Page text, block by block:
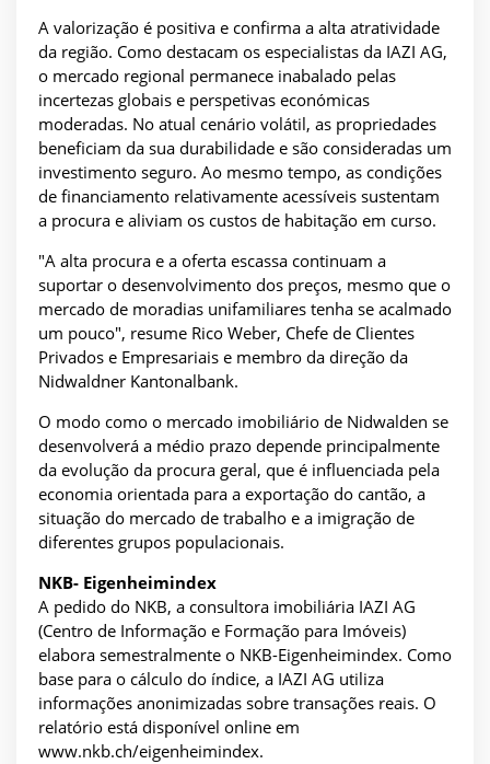
A valorização é positiva e confirma a alta atratividade
da região. Como destacam os especialistas da IAZI AG,
o mercado regional permanece inabalado pelas
incertezas globais e perspetivas económicas
moderadas. No atual cenário volátil, as propriedades
beneficiam da sua durabilidade e são consideradas um
investimento seguro. Ao mesmo tempo, as condições
de financiamento relativamente acessíveis sustentam
a procura e aliviam os custos de habitação em curso.
"A alta procura e a oferta escassa continuam a
suportar o desenvolvimento dos preços, mesmo que o
mercado de moradias unifamiliares tenha se acalmado
um pouco", resume Rico Weber, Chefe de Clientes
Privados e Empresariais e membro da direção da
Nidwaldner Kantonalbank.
O modo como o mercado imobiliário de Nidwalden se
desenvolverá a médio prazo depende principalmente
da evolução da procura geral, que é influenciada pela
economia orientada para a exportação do cantão, a
situação do mercado de trabalho e a imigração de
diferentes grupos populacionais.
NKB- Eigenheimindex
A pedido do NKB, a consultora imobiliária IAZI AG
(Centro de Informação e Formação para Imóveis)
elabora semestralmente o NKB-Eigenheimindex. Como
base para o cálculo do índice, a IAZI AG utiliza
informações anonimizadas sobre transações reais. O
relatório está disponível online em
www.nkb.ch/eigenheimindex.